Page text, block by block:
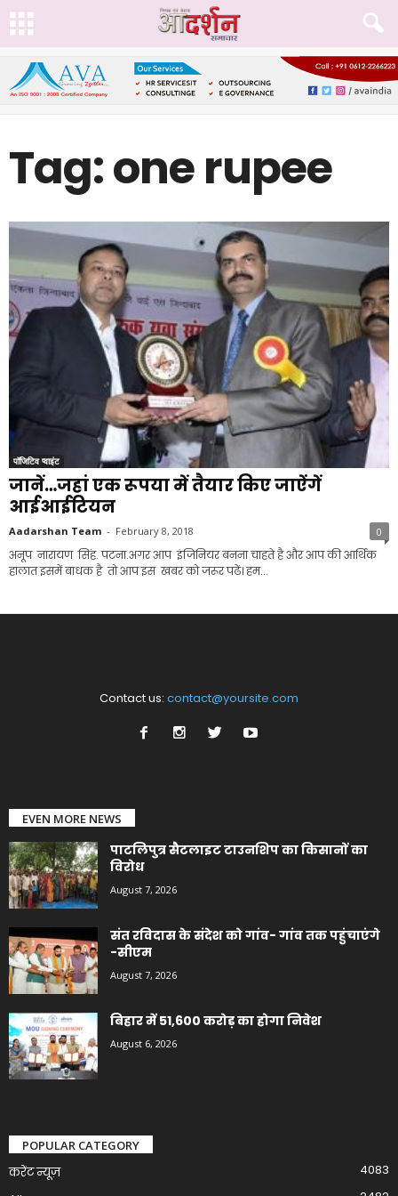
Tag: one rupee
पॉजिटिव प्वाइंट
जानें…जहां एक रूपया में तैयार किए जाऐंगें
आईआईटियन
Aadarshan Team - February 8, 2018 0
अनूप नारायण सिंह. पटना.अगर आप इंजिनियर बनना चाहते है और आप की आर्थिक
हालात इसमें बाधक है तो आप इस खबर को जरूर पढें। हम...
Contact us: contact@yoursite.com
EVEN MORE NEWS
पाटलिपुत्र सैटलाइट टाउनशिप का किसानों का
विरोध
August 7, 2026
संत रविदास के संदेश को गांव- गांव तक पहुंचाएंगे
-सीएम
August 7, 2026
बिहार में 51,600 करोड़ का होगा निवेश
August 6, 2026
POPULAR CATEGORY
करेंट न्यूज़
4083